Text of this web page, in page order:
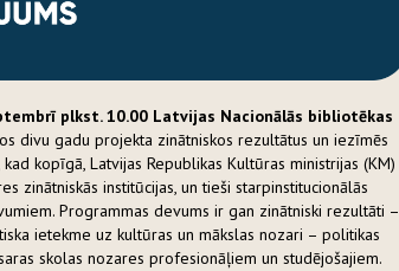
plkst. 10.00 Latvijas Nacionālās bibliotēkas
divu gadu projekta zinātniskos rezultātus un iezīmēs
kopīgā, Latvijas Republikas Kultūras ministrijas (KM)
zinātniskās institūcijas, un tieši starpinstitucionālās
Programmas devums ir gan zinātniski rezultāti –
ietekme uz kultūras un mākslas nozari – politikas
skolas nozares profesionāļiem un studējošajiem.